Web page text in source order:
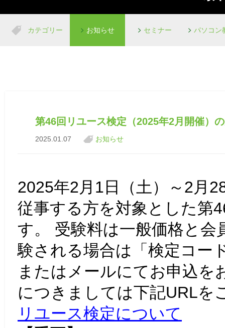
カテゴリー お知らせ セミナー パソコン
第46回リユース検定（2025年2月開催）
2025.01.07 お知らせ
2025年2月1日（土）～2月
従事する方を対象とした第
す。 受験料は一般価格と会
験される場合は「検定コー
またはメールにてお申込を
につきましては下記URLを
リユース検定について